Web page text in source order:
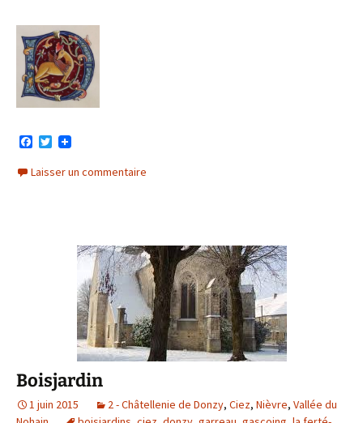
c
e
T
i
t
Laisser un commentaire
Boisjardin
1 juin 2015 2 - Châtellenie de Donzy, Ciez, Nièvre, Vallée du